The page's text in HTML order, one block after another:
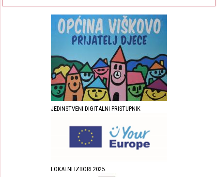
JEDINSTVENI DIGITALNI PRISTUPNIK
LOKALNI IZBORI 2025.